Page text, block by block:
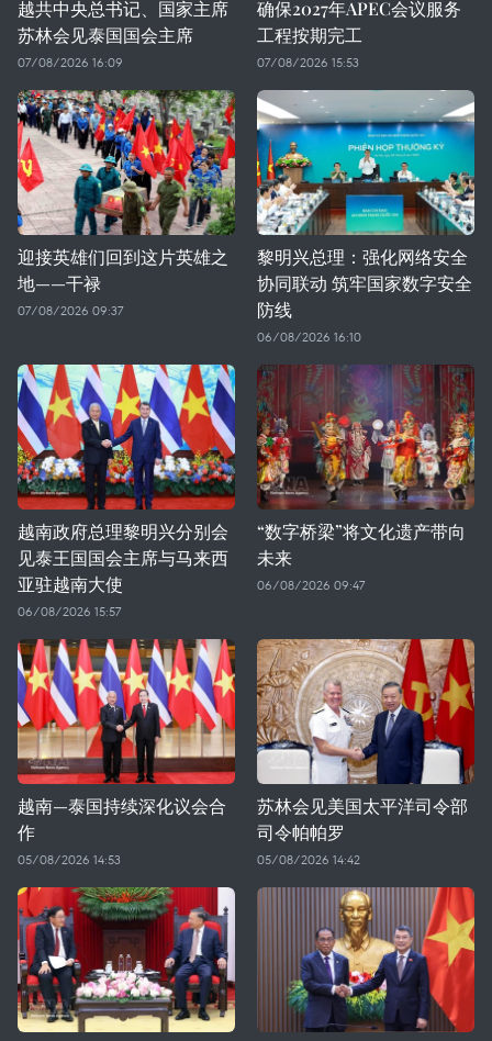
越共中央总书记、国家主席
苏林会见泰国国会主席
07/08/2026 16:09
确保2027年APEC会议服务
工程按期完工
07/08/2026 15:53
迎接英雄们回到这片英雄之
地——干禄
07/08/2026 09:37
黎明兴总理：强化网络安全
协同联动 筑牢国家数字安全
防线
06/08/2026 16:10
越南政府总理黎明兴分别会
见泰王国国会主席与马来西
亚驻越南大使
06/08/2026 15:57
“数字桥梁”将文化遗产带向
未来
06/08/2026 09:47
越南—泰国持续深化议会合
作
05/08/2026 14:53
苏林会见美国太平洋司令部
司令帕帕罗
05/08/2026 14:42